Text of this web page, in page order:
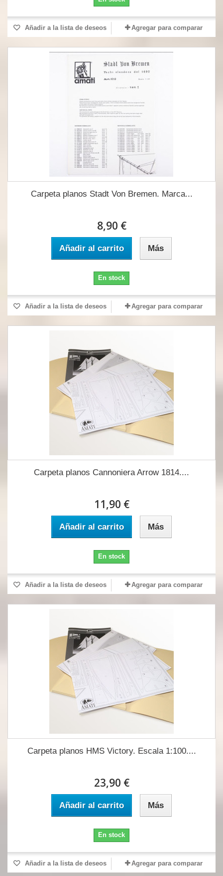
Añadir a la lista de deseos Agregar para comparar
Carpeta planos Stadt Von Bremen. Marca...
8,90 €
Añadir al carrito Más
En stock
Añadir a la lista de deseos Agregar para comparar
Carpeta planos Cannoniera Arrow 1814....
11,90 €
Añadir al carrito Más
En stock
Añadir a la lista de deseos Agregar para comparar
Carpeta planos HMS Victory. Escala 1:100....
23,90 €
Añadir al carrito Más
En stock
Añadir a la lista de deseos Agregar para comparar